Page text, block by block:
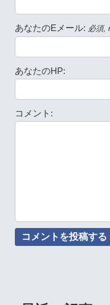
あなたのEメール: 必須,
あなたのHP:
コメント: